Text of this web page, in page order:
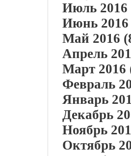
Июль 2016
Июнь 2016
Май 2016
Апрель
Март 2016
Февраль
Январь
Декабрь
Ноябрь
Октябрь